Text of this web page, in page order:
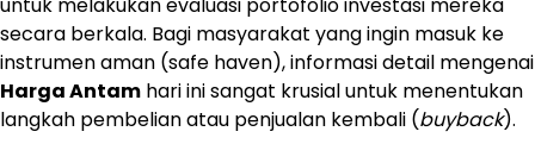
untuk melakukan evaluasi portofolio investasi mereka
secara berkala. Bagi masyarakat yang ingin masuk ke
instrumen aman (safe haven), informasi detail mengenai
Harga Antam hari ini sangat krusial untuk menentukan
langkah pembelian atau penjualan kembali (buyback).